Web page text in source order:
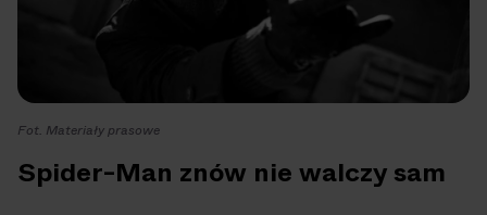
Fot. Materiały prasowe
Spider-Man znów nie walczy sam